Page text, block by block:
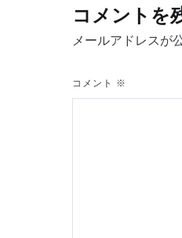
ビ
ゲ
ー
コメントを
メールアドレスが
コメント ※